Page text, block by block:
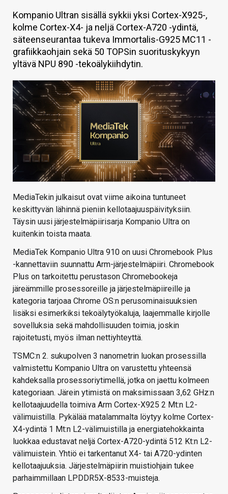
KAUPPA
VAIHDA TEEMA
HAKU
Kompanio Ultran sisällä sykkii yksi Cortex-X925-,
kolme Cortex-X4- ja neljä Cortex-A720 -ydintä,
säteenseurantaa tukeva Immortalis-G925 MC11 -
grafiikkaohjain sekä 50 TOPSin suorituskykyyn
yltävä NPU 890 -tekoälykiihdytin.
MediaTekin julkaisut ovat viime aikoina tuntuneet
keskittyvän lähinnä pieniin kellotaajuuspäivityksiin.
Täysin uusi järjestelmäpiirisarja Kompanio Ultra on
kuitenkin toista maata.
MediaTek Kompanio Ultra 910 on uusi Chromebook Plus
-kannettaviin suunnattu Arm-järjestelmäpiiri. Chromebook
Plus on tarkoitettu perustason Chromebookeja
järeämmille prosessoreille ja järjestelmäpiireille ja
kategoria tarjoaa Chrome OS:n perusominaisuuksien
lisäksi esimerkiksi tekoälytyökaluja, laajemmalle kirjolle
sovelluksia sekä mahdollisuuden toimia, joskin
rajoitetusti, myös ilman nettiyhteyttä.
TSMC:n 2. sukupolven 3 nanometrin luokan prosessilla
valmistettu Kompanio Ultra on varustettu yhteensä
kahdeksalla prosessoriytimellä, jotka on jaettu kolmeen
kategoriaan. Järein ytimistä on maksimissaan 3,62 GHz:n
kellotaajuudella toimiva Arm Cortex-X925 2 Mt:n L2-
välimuistilla. Pykälää matalammalta löytyy kolme Cortex-
X4-ydintä 1 Mt:n L2-välimuistilla ja energiatehokkainta
luokkaa edustavat neljä Cortex-A720-ydintä 512 Kt:n L2-
välimuistein. Yhtiö ei tarkentanut X4- tai A720-ydinten
kellotaajuuksia. Järjestelmäpiirin muistiohjain tukee
parhaimmillaan LPDDR5X-8533-muisteja.